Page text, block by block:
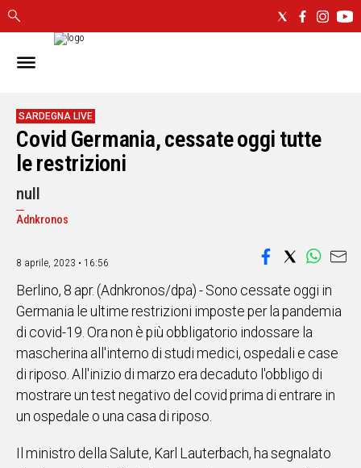
IN
CAGLIARI
SASSARI
NUORO
ORISTANO
SULCIS
GALLURA
MEDIO
ALTRE
NOTIZIE
POLITICA
IN
ITALIA
NEL
SPORT
SARDEGNA LIVE
Covid Germania, cessate oggi tutte
le restrizioni
null
Adnkronos
8 aprile, 2023 • 16:56
Berlino, 8 apr. (Adnkronos/dpa) - Sono cessate oggi in
Germania le ultime restrizioni imposte per la pandemia
di covid-19. Ora non è più obbligatorio indossare la
mascherina all'interno di studi medici, ospedali e case
di riposo. All'inizio di marzo era decaduto l'obbligo di
mostrare un test negativo del covid prima di entrare in
un ospedale o una casa di riposo.
Il ministro della Salute, Karl Lauterbach, ha segnalato